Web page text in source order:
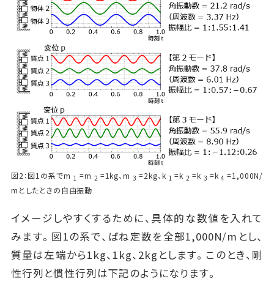
図2：図1の系でm1=m 2 =1kg、m 3=2kg、k 1=k2=k 3 =k 4=1,000N/
mとしたときの自由振動
イメージしやすくするために、具体的な数値を入れて
みます。図1の系で、ばね定数を全部1,000N/mとし、
質量は左端から1kg、1kg、2kgとします。このとき、剛
性行列と慣性行列は下記のようになります。